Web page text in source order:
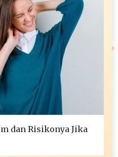
dan Risikonya Jika